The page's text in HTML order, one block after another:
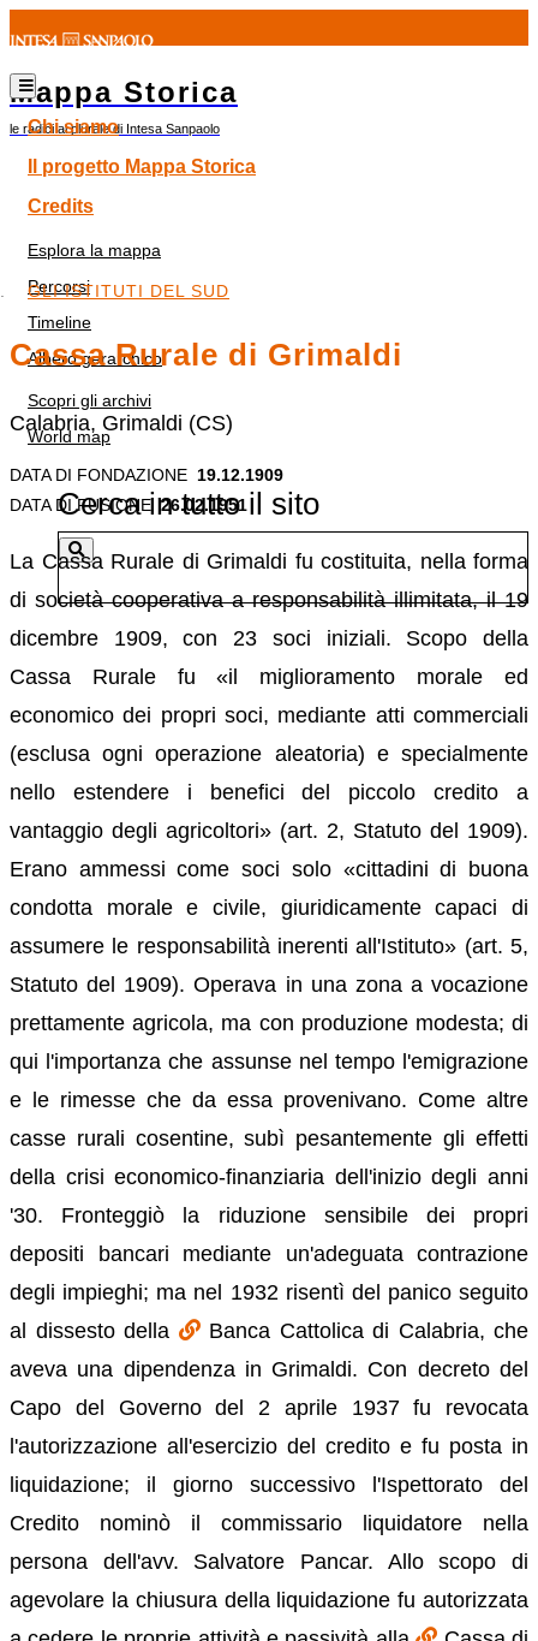
Mappa Storica
le radici al plurale di Intesa Sanpaolo
Chi siamo
Il progetto Mappa Storica
Credits
Esplora la mappa
Percorsi
Timeline
Albero gerarchico
Scopri gli archivi
World map
Cerca in tutto il sito
GLI ISTITUTI DEL SUD
Cassa Rurale di Grimaldi
Calabria, Grimaldi (CS)
DATA DI FONDAZIONE 19.12.1909
DATA DI FUSIONE 26.02.1951
La Cassa Rurale di Grimaldi fu costituita, nella forma
di società cooperativa a responsabilità illimitata, il 19
dicembre 1909, con 23 soci iniziali. Scopo della
Cassa Rurale fu «il miglioramento morale ed
economico dei propri soci, mediante atti commerciali
(esclusa ogni operazione aleatoria) e specialmente
nello estendere i benefici del piccolo credito a
vantaggio degli agricoltori» (art. 2, Statuto del 1909).
Erano ammessi come soci solo «cittadini di buona
condotta morale e civile, giuridicamente capaci di
assumere le responsabilità inerenti all'Istituto» (art. 5,
Statuto del 1909). Operava in una zona a vocazione
prettamente agricola, ma con produzione modesta; di
qui l'importanza che assunse nel tempo l'emigrazione
e le rimesse che da essa provenivano. Come altre
casse rurali cosentine, subì pesantemente gli effetti
della crisi economico-finanziaria dell'inizio degli anni
'30. Fronteggiò la riduzione sensibile dei propri
depositi bancari mediante un'adeguata contrazione
degli impieghi; ma nel 1932 risentì del panico seguito
al dissesto della
Banca Cattolica di Calabria, che
aveva una dipendenza in Grimaldi. Con decreto del
Capo del Governo del 2 aprile 1937 fu revocata
l'autorizzazione all'esercizio del credito e fu posta in
liquidazione; il giorno successivo l'Ispettorato del
Credito nominò il commissario liquidatore nella
persona dell'avv. Salvatore Pancar. Allo scopo di
agevolare la chiusura della liquidazione fu autorizzata